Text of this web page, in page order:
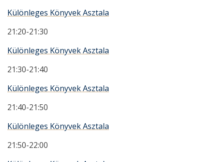
Különleges Könyvek Asztala
21:20-21:30
Különleges Könyvek Asztala
21:30-21:40
Különleges Könyvek Asztala
21:40-21:50
Különleges Könyvek Asztala
21:50-22:00